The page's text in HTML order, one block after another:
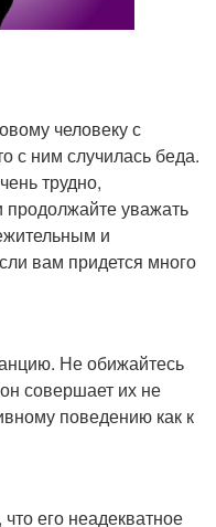
человеку с
с ним случилась беда.
трудно,
продолжайте уважать
и
вам придется много
Не обижайтесь
совершает их не
поведению как к
его неадекватное